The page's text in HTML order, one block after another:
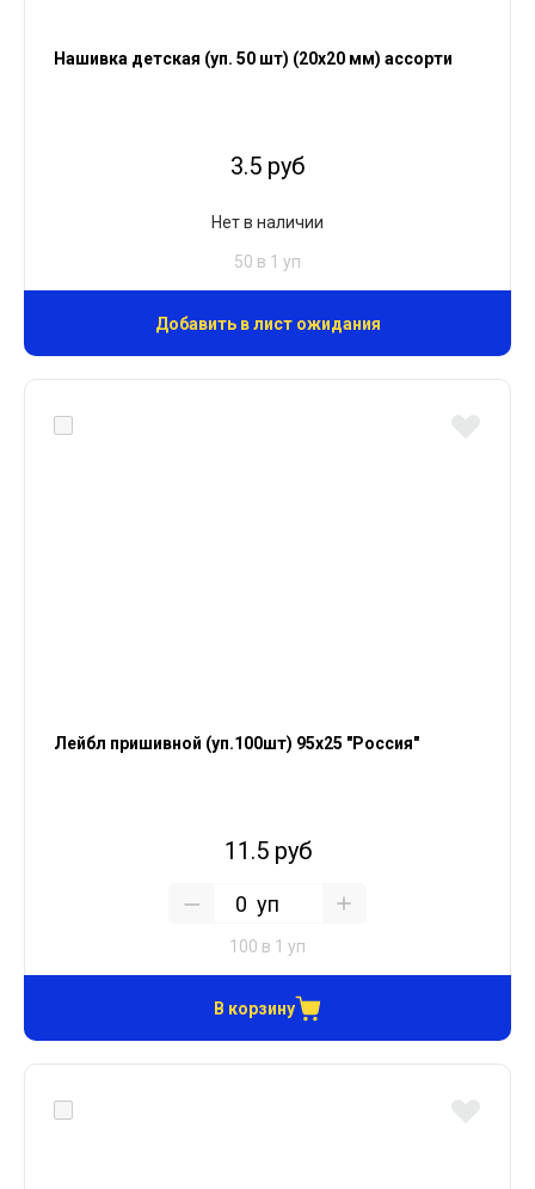
Нашивка детская (уп. 50 шт) (20х20 мм) ассорти
3.5 руб
Нет в наличии
50 в 1 уп
Добавить в лист ожидания
Лейбл пришивной (уп.100шт) 95х25 "Россия"
11.5 руб
уп
100 в 1 уп
В корзину